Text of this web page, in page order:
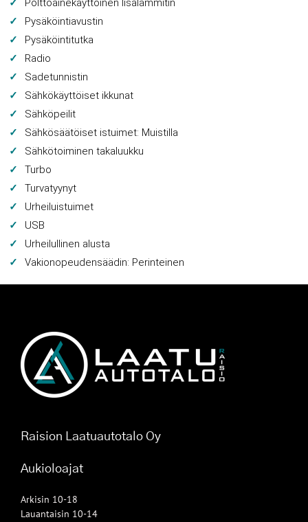
Polttoainekäyttöinen lisälämmitin
Pysäköintiavustin
Pysäköintitutka
Radio
Sadetunnistin
Sähkökäyttöiset ikkunat
Sähköpeilit
Sähkösäätöiset istuimet: Muistilla
Sähkötoiminen takaluukku
Turbo
Turvatyynyt
Urheiluistuimet
USB
Urheilullinen alusta
Vakionopeudensäädin: Perinteinen
Raision Laatuautotalo Oy
Aukioloajat
Arkisin 10-18
Lauantaisin 10-14